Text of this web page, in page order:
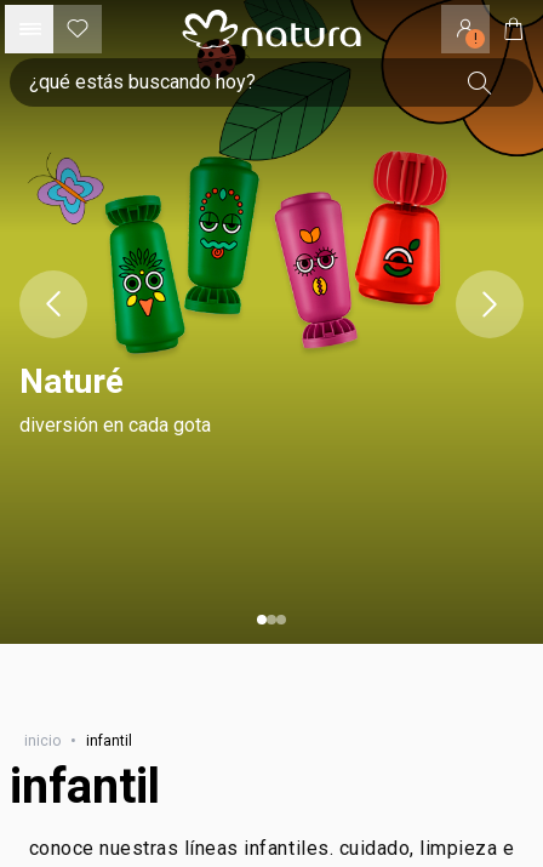
!
Naturé
diversión en cada gota
inicio • infantil
infantil
conoce nuestras líneas infantiles. cuidado, limpieza e